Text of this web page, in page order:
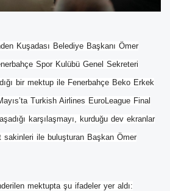
Kuşadası Belediye Başkanı Ömer
Spor Kulübü Genel Sekreteri
bir mektup ile Fenerbahçe Beko Erkek
Turkish Airlines EuroLeague Final
karşılaşmayı, kurduğu dev ekranlar
sakinleri ile buluşturan Başkan Ömer
mektupta şu ifadeler yer aldı: